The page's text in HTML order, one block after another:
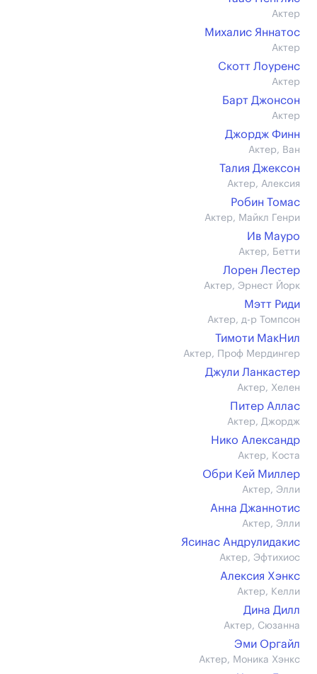
Актер
Михалис Яннатос
Актер
Скотт Лоуренс
Актер
Барт Джонсон
Актер
Джордж Финн
Актер, Ван
Талия Джексон
Актер, Алексия
Робин Томас
Актер, Майкл Генри
Ив Мауро
Актер, Бетти
Лорен Лестер
Актер, Эрнест Йорк
Мэтт Риди
Актер, д-р Томпсон
Тимоти МакНил
Актер, Проф Мердингер
Джули Ланкастер
Актер, Хелен
Питер Аллас
Актер, Джордж
Нико Александр
Актер, Коста
Обри Кей Миллер
Актер, Элли
Анна Джаннотис
Актер, Элли
Ясинас Андрулидакис
Актер, Эфтихиос
Алексия Хэнкс
Актер, Келли
Дина Дилл
Актер, Сюзанна
Эми Оргайл
Актер, Моника Хэнкс